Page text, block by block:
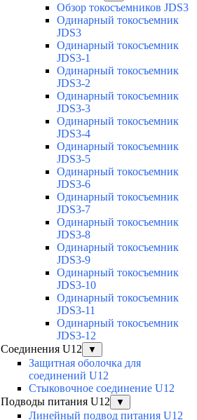
Обзор токосъемников JDS3
Одинарный токосъемник
JDS3
Одинарный токосъемник
JDS3-1
Одинарный токосъемник
JDS3-2
Одинарный токосъемник
JDS3-3
Одинарный токосъемник
JDS3-4
Одинарный токосъемник
JDS3-5
Одинарный токосъемник
JDS3-6
Одинарный токосъемник
JDS3-7
Одинарный токосъемник
JDS3-8
Одинарный токосъемник
JDS3-9
Одинарный токосъемник
JDS3-10
Одинарный токосъемник
JDS3-11
Одинарный токосъемник
JDS3-12
Соединения U12
▼
Защитная оболочка для
соединений U12
Стыковочное соединение U12
Подводы питания U12
▼
Линейный подвод питания U12